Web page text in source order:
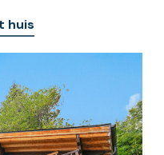
huis